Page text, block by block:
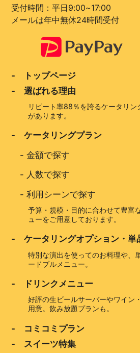
受付時間：平日9:00~17:00
メールは年中無休24時間受付
- トップページ
- 選ばれる理由
リピート率88％を誇るケータリン
があります。
- ケータリングプラン
-金額で探す
- 人数で探す
-利用シーンで探す
予算・規模・目的に合わせて豊富
ューをご用意しております。
- ケータリングオプション・単
特別な演出を使ってのお料理や、
ードブルメニュー。
- ドリンクメニュー
好評の生ビールサーバーやワイン
用意。飲み放題プランも。
- コミコミプラン
- スイーツ特集